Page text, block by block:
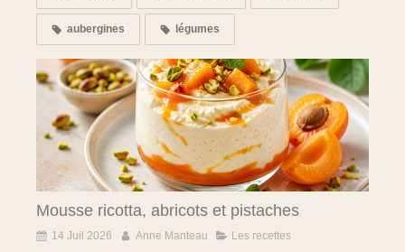
aubergines légumes
Mousse ricotta, abricots et pistaches
14 Juil 2026 Anne Manteau Les recettes